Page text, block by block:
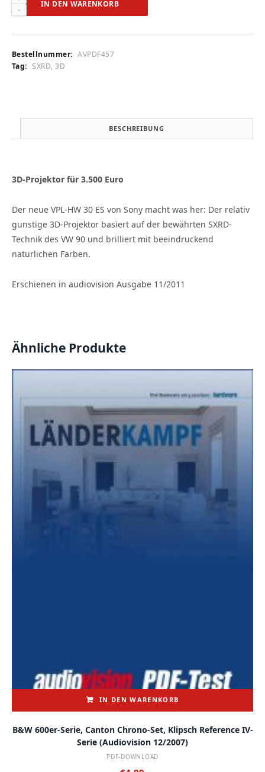
VPL-
30
(audiovision
11/2011)
IN DEN WARENKORB
Bestellnummer: AVPDF457
Tag: SXRD, 3D
BESCHREIBUNG
3D-Projektor für 3.500 Euro
Der neue VPL-HW 30 ES von Sony macht was her: Der relativ
gunstige 3D-Projektor basiert auf der bewährten SXRD-
Technik des VW 90 und brilliert mit beeindruckend
naturlichen Farben.
Erschienen in audiovision Ausgabe 11/2011
Ähnliche Produkte
IN DEN WARENKORB
B&W 600er-Serie, Canton Chrono-Set, Klipsch Reference IV-
Serie (audiovision 12/2007)
PDF-DOWNLOAD